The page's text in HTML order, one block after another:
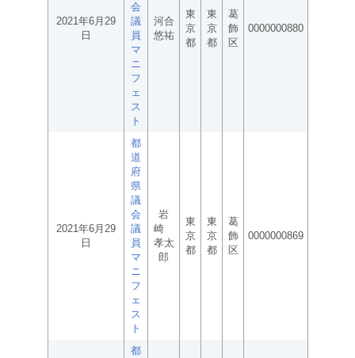
2021年6月29
日
会
議
員
マ
ニ
フ
ェ
ス
ト
河合
悠祐
東
京
都
東
京
都
葛
飾
区
0000000880
2021年6月29
日
都
道
府
県
議
会
議
員
マ
ニ
フ
ェ
ス
ト
岩
崎
孝太
郎
東
京
都
東
京
都
葛
飾
区
0000000869
都